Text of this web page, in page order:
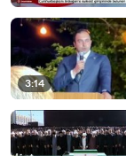
3:14